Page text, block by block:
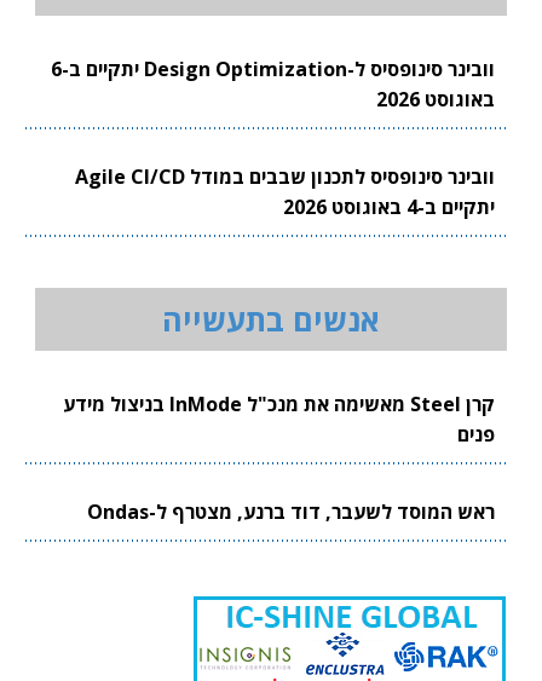
וובינר סינופסיס ל-Design Optimization יתקיים ב-6
באוגוסט 2026
וובינר סינופסיס לתכנון שבבים במודל Agile CI/CD
יתקיים ב-4 באוגוסט 2026
אנשים בתעשייה
קרן Steel מאשימה את מנכ"ל InMode בניצול מידע
פנים
ראש המוסד לשעבר, דוד ברנע, מצטרף ל-Ondas